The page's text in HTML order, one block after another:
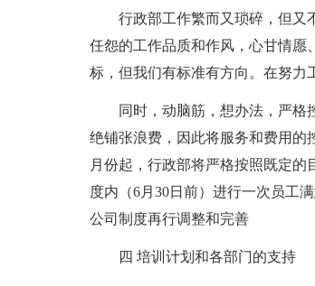
行政部工作繁而又琐碎，但又
任怨的工作品质和作风，心甘情愿
标，但我们有标准有方向。在努力
同时，动脑筋，想办法，严格
绝铺张浪费，因此将服务和费用的
月份起，行政部将严格按照既定
度内（6月30日前）进行一次员工
公司制度再行调整和完善
四 培训计划和各部门的支持